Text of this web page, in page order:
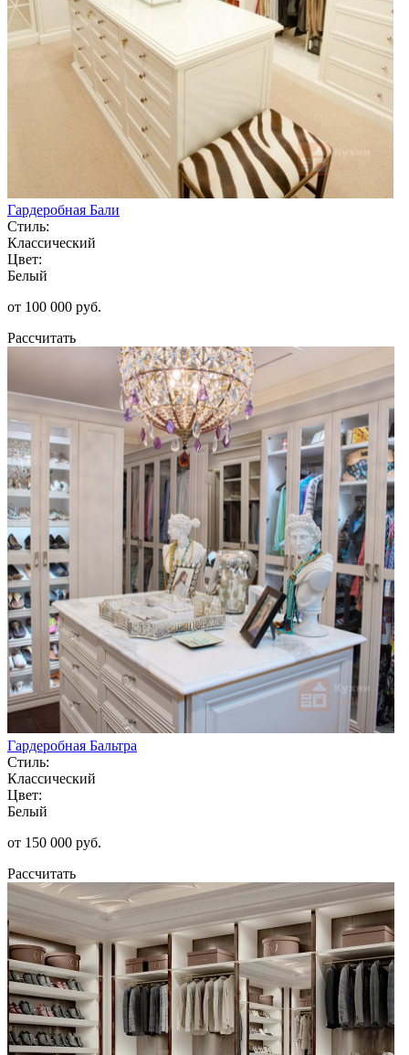
Гардеробная Бали
Стиль:
Классический
Цвет:
Белый
от 100 000 руб.
Рассчитать
Гардеробная Бальтра
Стиль:
Классический
Цвет:
Белый
от 150 000 руб.
Рассчитать